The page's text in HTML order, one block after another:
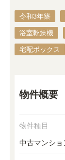
令和3年築
浴室乾燥機
宅配ボックス
物件概要
物件種目
中古マンショ